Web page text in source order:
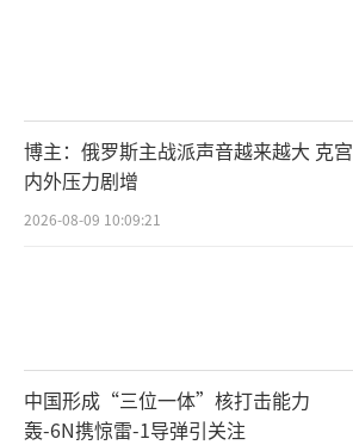
博主：俄罗斯主战派声音越来越大 克宫
内外压力剧增
2026-08-09 10:09:21
中国形成“三位一体”核打击能力
轰-6N携惊雷-1导弹引关注